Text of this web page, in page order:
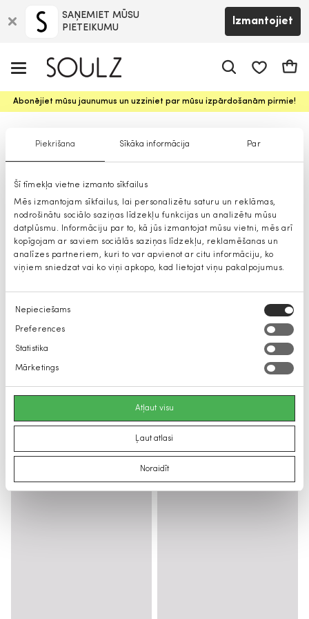
Piekrišana Sīkāka informācija Par
Šī tīmekļa vietne izmanto sīkfailus
Mēs izmantojam sīkfailus, lai personalizētu saturu un reklāmas,
nodrošinātu sociālo saziņas līdzekļu funkcijas un analizētu mūsu
datplūsmu. Informāciju par to, kā jūs izmantojat mūsu vietni, mēs arī
kopīgojam ar saviem sociālās saziņas līdzekļu, reklamēšanas un
analīzes partneriem, kuri to var apvienot ar citu informāciju, ko
viņiem sniedzat vai ko viņi apkopo, kad lietojat viņu pakalpojumus.
Piekrišanas
izvēle
Nepieciešams
Preferences
Statistika
Mārketings
Atļaut visu
Ļaut atlasi
Noraidīt
SAŅEMIET MŪSU
PIETEIKUMU
Izmantojiet
Abonējiet mūsu jaunumus un uzziniet par mūsu izpārdošanām pirmie!
Krekli